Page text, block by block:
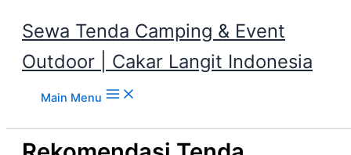
Sewa Tenda Camping & Event
Outdoor | Cakar Langit Indonesia
Main Menu